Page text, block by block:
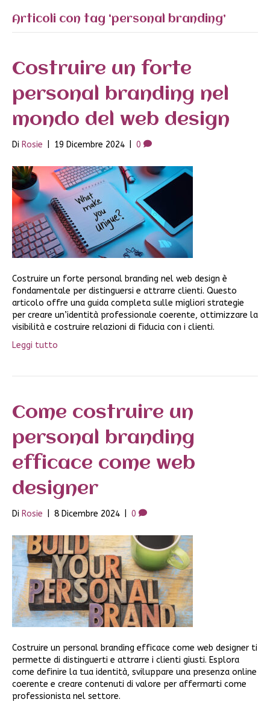
Articoli con tag ‘personal branding’
Costruire un forte
personal branding nel
mondo del web design
Di Rosie 19 Dicembre 2024 0
Costruire un forte personal branding nel web design è
fondamentale per distinguersi e attrarre clienti. Questo
articolo offre una guida completa sulle migliori strategie
per creare un’identità professionale coerente, ottimizzare la
visibilità e costruire relazioni di fiducia con i clienti.
Leggi tutto
Come costruire un
personal branding
efficace come web
designer
Di Rosie 8 Dicembre 2024 0
Costruire un personal branding efficace come web designer ti
permette di distinguerti e attrarre i clienti giusti. Esplora
come definire la tua identità, sviluppare una presenza online
coerente e creare contenuti di valore per affermarti come
professionista nel settore.